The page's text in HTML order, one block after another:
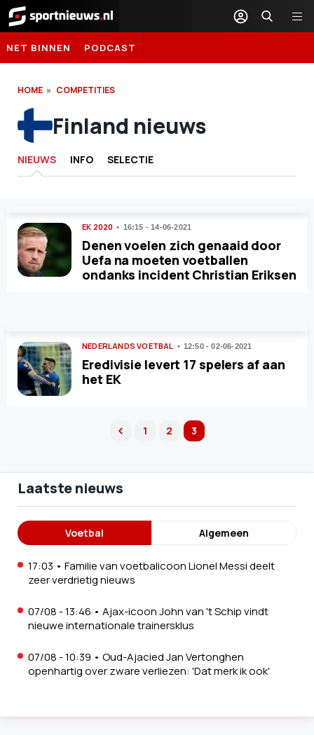
Sportnieuws.nl
NET BINNEN PODCAST
HOME COMPETITIES
Finland nieuws
NIEUWS INFO SELECTIE
EK 2020 16:15 - 14-06-2021
Denen voelen zich genaaid door
Uefa na moeten voetballen
ondanks incident Christian Eriksen
NEDERLANDS VOETBAL 12:50 - 02-06-2021
Eredivisie levert 17 spelers af aan
het EK
1 2 3
Laatste nieuws
Voetbal Algemeen
17:03 • Familie van voetbalicoon Lionel Messi deelt
zeer verdrietig nieuws
07/08 - 13:46 • Ajax-icoon John van 't Schip vindt
nieuwe internationale trainersklus
07/08 - 10:39 • Oud-Ajacied Jan Vertonghen
openhartig over zware verliezen: 'Dat merk ik ook'